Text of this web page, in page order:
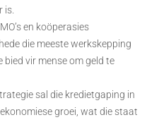
is.
en koöperasies
die meeste werkskepping
bied vir mense om geld te
sal die kredietgaping in
groei, wat die staat